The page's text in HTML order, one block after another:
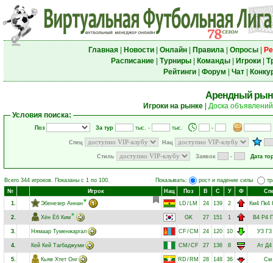
Главная| Новости| Онлайн| Правила| Опросы|
Расписание| Турниры| Команды| Игроки|
Рейтинги| Форум Чат|
Арендный
Игроки на рынке
Доска объявлений
Условия поиска:
Поз За тур тыс. - тыс. -
Спец Нац
Стиль Заявок - Дата
Всего 344 игроков. Показаны с 1 по 100. Показывать: рост и падение силы
№
Игрок Нац Поз В С У Ф
1.
Эбенезер Аннан LD / LM 24 139 2 Км4 Пк4
2. Хён Ёб Ким GK 27 151 1 В4 Р4
3. Нямаар Туменжаргал CF/CM 24 120 10 У3 Г3
4. Кей Кей Тагбаджуми CM /CF 27 136 8 Ат Д4
5. Кьяв Хтет Онг RD / RM 28 148 36 См